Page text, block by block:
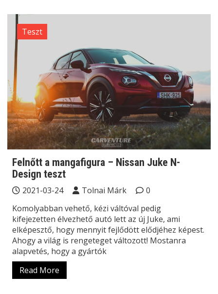
Teszt
Felnőtt a mangafigura – Nissan Juke N-
Design teszt
2021-03-24 Tolnai Márk
0
Komolyabban vehető, kézi váltóval pedig
kifejezetten élvezhető autó lett az új Juke, ami
elképesztő, hogy mennyit fejlődött elődjéhez képest.
Ahogy a világ is rengeteget változott! Mostanra
alapvetés, hogy a gyártók
Read More